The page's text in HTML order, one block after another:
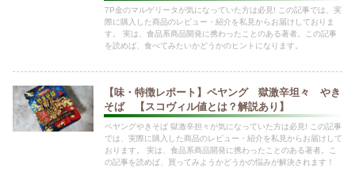
7P金のマルゲリータが気になっていた方は必見! この記事では、実
際に購入した商品のレビュー・紹介を私見からお届けしておりま
す。 実は、食品系商品開発に携わったことのある著者。この記事
を読めば、食べてみたいかどうかのヒントになります。
【味・特徴レポート】ペヤング 獄激辛坦々 やき
そば 【スコヴィル値とは？解説あり】
ペヤングやきそば 獄激辛担々が気になっていた方は必見! この記事
では、実際に購入した商品のレビュー・紹介を私見からお届けして
おります。 実は、食品系商品開発に携わったことのある著者。こ
の記事を読めば、買ってみようかどうかの悩みが解決されます！